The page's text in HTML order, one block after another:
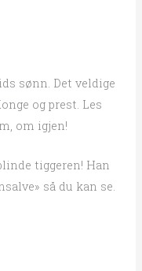
sønn. Det veldige
og prest. Les
om igjen!
tiggeren! Han
så du kan se.